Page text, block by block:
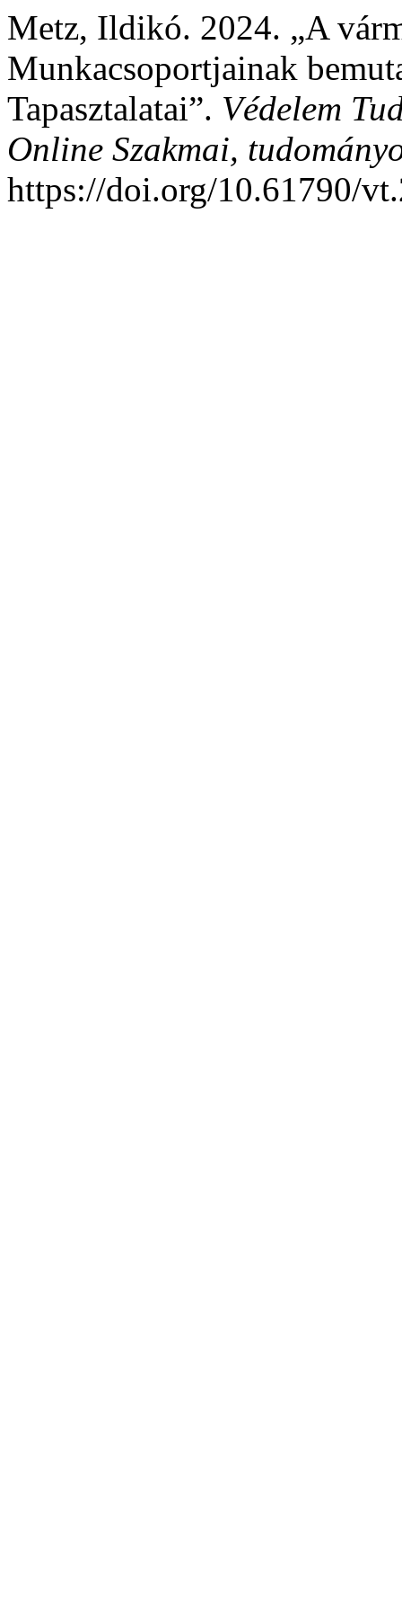
Metz, Ildikó. 2024. „A
Munkacsoportjainak
Tapasztalatai”. Védelem
Online Szakmai,
https://doi.org/10.61790/